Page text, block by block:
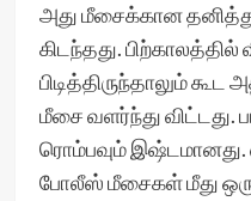
அது மீசைக்கான
கிடந்தது. பிற்காலத்தில்
பிடித்திருந்தாலும்
மீசை வளர்ந்து விட்டது.
ரொம்பவும் இஷ்டமானது.
போலீஸ் மீசைகள் மீது